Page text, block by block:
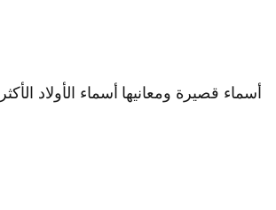
أسماء قصيرة ومعانيها أسماء الأولاد